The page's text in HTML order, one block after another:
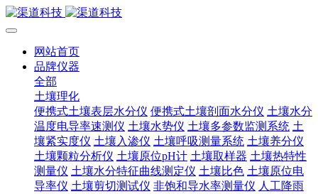
网站首页
品牌仪器
全部
土壤理化
便携式土壤表层水分仪 便携式土壤剖面水分仪 土壤水分
温度电导率速测仪 土壤水势仪 土壤多参数监测系统 土
壤紧实度仪 土壤入渗仪 土壤呼吸测量系统 土壤养分仪
土壤颗粒分析仪 土壤原位pH计 土壤取样器 土壤热特性
测量仪 土壤水分特征曲线测定仪 土壤比色 土壤原位电
导率仪 土壤剪切测试仪 非饱和导水率测量仪 人工降雨